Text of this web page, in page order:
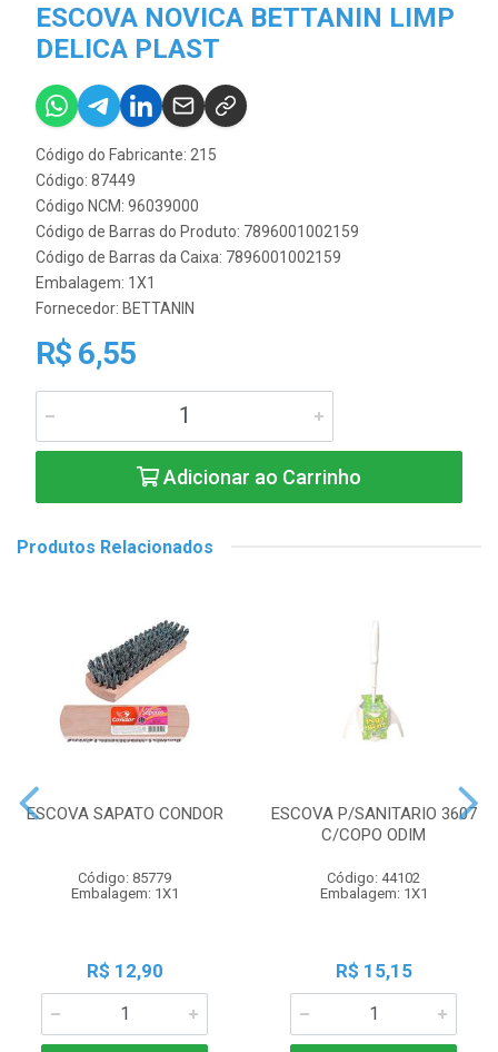
ESCOVA NOVICA BETTANIN LIMP
DELICA PLAST
Código do Fabricante: 215
Código: 87449
Código NCM: 96039000
Código de Barras do Produto: 7896001002159
Código de Barras da Caixa: 7896001002159
Embalagem: 1X1
Fornecedor: BETTANIN
R$ 6,55
Adicionar ao Carrinho
Produtos Relacionados
ESCOVA SAPATO CONDOR
Código: 85779
Embalagem: 1X1
R$ 12,90
ESCOVA P/SANITARIO 3607
C/COPO ODIM
Código: 44102
Embalagem: 1X1
R$ 15,15